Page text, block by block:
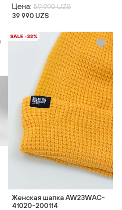
Цена: 59 990 UZS
39 990 UZS
SALE -33%
Женская шапка AW23WAC-
41020-200114